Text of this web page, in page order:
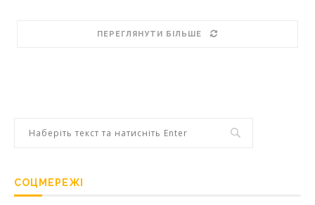
ПЕРЕГЛЯНУТИ БІЛЬШЕ
СОЦМЕРЕЖІ